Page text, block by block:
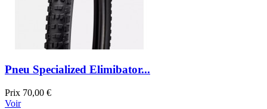
Pneu Specialized Elimibator...
Prix 70,00 €
Voir